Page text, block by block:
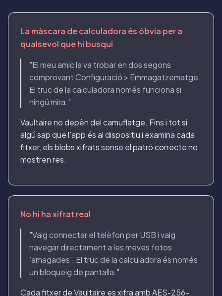
La màscara de calculadora és òbvia per a
qualsevol que hi busqui
"El meu amic la va trobar en dos segons
comprovant Configuració > Emmagatzematge.
El truc de la calculadora només funciona si
ningú mira."
Vaultaire no depèn del camuflatge. Fins i tot si
algú sap que l'app és al dispositiu i examina cada
fitxer, els blobs xifrats sense el patró correcte no
mostren res.
No hi ha xifrat real
"Vaig connectar el telèfon per USB i vaig
navegar directament a les meves fotos
'amagades'. El truc de la calculadora és només
un bloqueig de pantalla."
Cada fitxer de Vaultaire es xifra amb AES-256-